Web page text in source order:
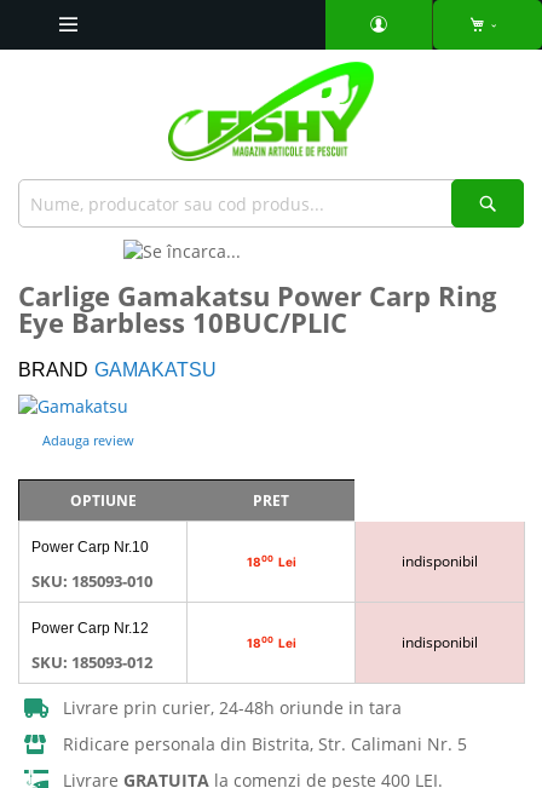
the
end
the
images
gallery
to
the
beginning
of
the
images
gallery
Carlige Gamakatsu Power Carp Ring
Eye Barbless 10BUC/PLIC
BRAND GAMAKATSU
Adauga review
produs
grupate
OPTIUNE PRET
Power Carp Nr.10
SKU: 185093-010
1800Lei indisponibil
Power Carp Nr.12
SKU: 185093-012
1800Lei indisponibil
Livrare prin curier, 24-48h oriunde in tara
Ridicare personala din Bistrita, Str. Calimani Nr. 5
Livrare GRATUITA la comenzi de peste 400 LEI.